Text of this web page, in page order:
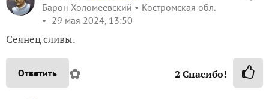
Барон Холомеевский
Костромская обл.
29 мая 2024, 13:50
Сеянец сливы.
Ответить ✿ 2 Спасибо!